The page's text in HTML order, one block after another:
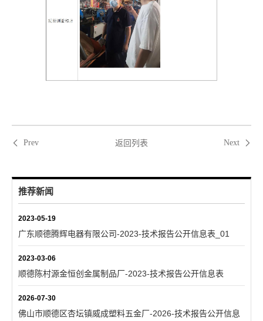
Prev 返回列表 Next
推荐新闻
2023-05-19
广东顺德腾辉电器有限公司-2023-技术报告公开信息表_01
2023-03-06
顺德陈村源金恒创金属制品厂-2023-技术报告公开信息表
2026-07-30
佛山市顺德区杏坛镇威成塑料五金厂-2026-技术报告公开信息